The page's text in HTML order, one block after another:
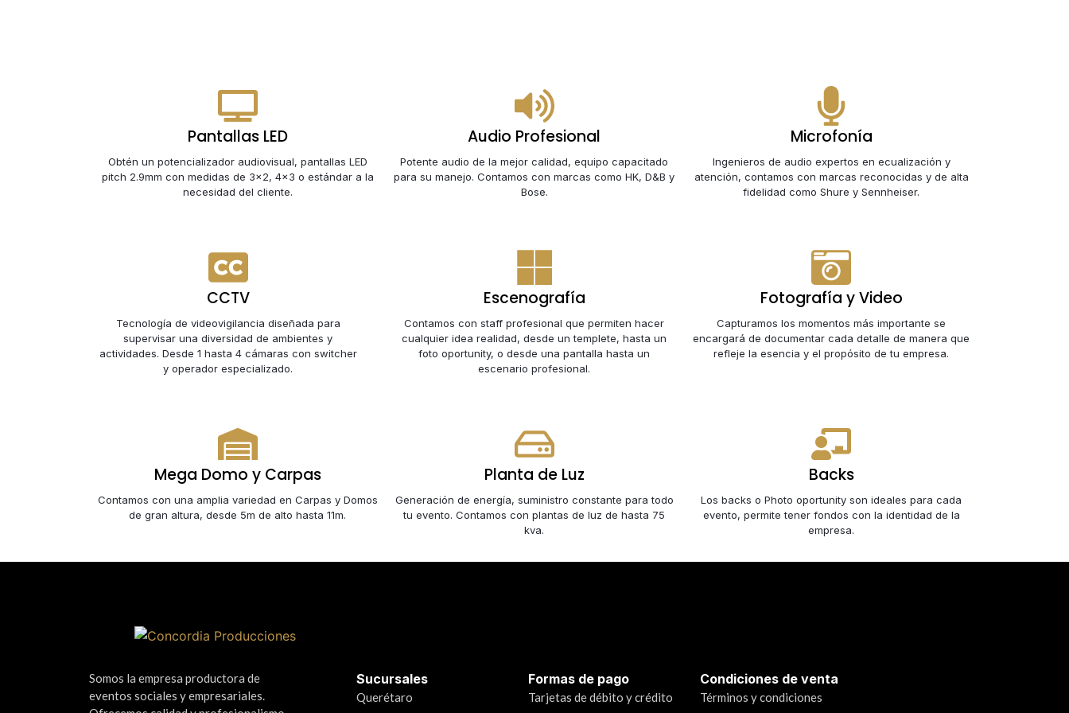
Pantallas LED
Obtén un potencializador audiovisual, pantallas LED
pitch 2.9mm con medidas de 3x2, 4x3 o estándar a la
necesidad del cliente.
Audio Profesional
Potente audio de la mejor calidad, equipo capacitado
para su manejo. Contamos con marcas como HK, D&B y
Bose.
Microfonía
Ingenieros de audio expertos en ecualización y
atención, contamos con marcas reconocidas y de alta
fidelidad como Shure y Sennheiser.
CCTV
Tecnología de videovigilancia diseñada para
supervisar una diversidad de ambientes y
actividades. Desde 1 hasta 4 cámaras con switcher
y operador especializado.
Escenografía
Contamos con staff profesional que permiten hacer
cualquier idea realidad, desde un templete, hasta un
foto oportunity, o desde una pantalla hasta un
escenario profesional.
Fotografía y Video
Capturamos los momentos más importante se
encargará de documentar cada detalle de manera que
refleje la esencia y el propósito de tu empresa.
Mega Domo y Carpas
Contamos con una amplia variedad en Carpas y Domos
de gran altura, desde 5m de alto hasta 11m.
Planta de Luz
Generación de energía, suministro constante para todo
tu evento. Contamos con plantas de luz de hasta 75
kva.
Backs
Los backs o Photo oportunity son ideales para cada
evento, permite tener fondos con la identidad de la
empresa.
Somos la empresa productora de
eventos sociales y empresariales.
Sucursales
Querétaro
Formas de pago
Tarjetas de débito y crédito
Condiciones de venta
Términos y condiciones